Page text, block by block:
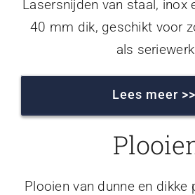
Lasersnijden van staal, inox
40 mm dik, geschikt voor
als
Lees meer
Plooien van dunne en dikke